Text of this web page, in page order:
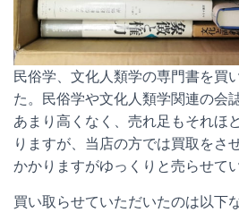
民俗学、文化人類学の専門書を買
た。民俗学や文化人類学関連の会
あまり高くなく、売れ足もそれほ
りますが、当店の方では買取をさ
かかりますがゆっくりと売らせて
買い取らせていただいたのは以下な